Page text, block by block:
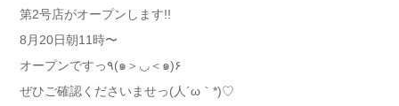
第2号店がオープンします!!
8月20日朝11時〜
オープンですっ٩(๑＞◡＜๑)۶
ぜひご確認くださいませっ(人´ω｀*)♡